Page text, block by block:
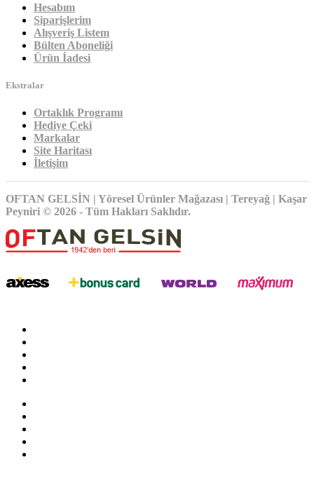
Hesabım
Siparişlerim
Alışveriş Listem
Bülten Aboneliği
Ürün İadesi
Ekstralar
Ortaklık Programı
Hediye Çeki
Markalar
Site Haritası
İletişim
OFTAN GELSİN | Yöresel Ürünler Mağazası | Tereyağ | Kaşar
Peyniri © 2026 - Tüm Hakları Saklıdır.